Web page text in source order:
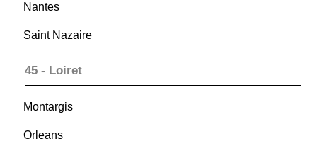
Nantes
Saint Nazaire
45 - Loiret
Montargis
Orleans